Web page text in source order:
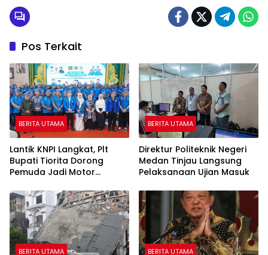
Pos Terkait
BERITA UTAMA
Lantik KNPI Langkat, Plt
Bupati Tiorita Dorong
Pemuda Jadi Motor
BERITA UTAMA
Direktur Politeknik Negeri
Medan Tinjau Langsung
Pelaksanaan Ujian Masuk
BERITA UTAMA BERITA UTAMA